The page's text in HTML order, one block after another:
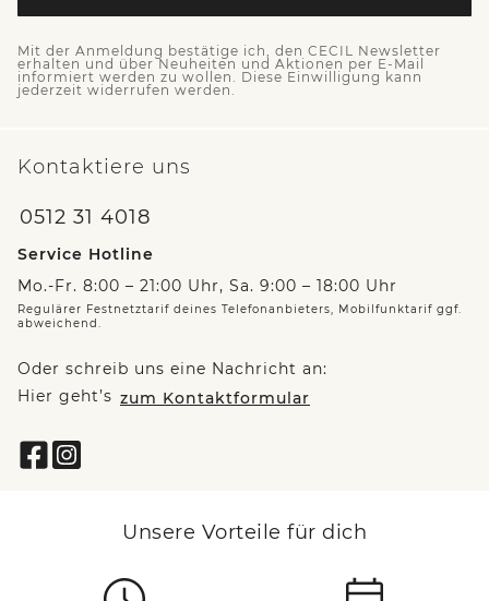
Mit der Anmeldung bestätige ich, den CECIL Newsletter
erhalten und über Neuheiten und Aktionen per E-Mail
informiert werden zu wollen. Diese Einwilligung kann
jederzeit widerrufen werden.
Kontaktiere uns
0512 31 4018
Service Hotline
Mo.-Fr. 8:00 – 21:00 Uhr, Sa. 9:00 – 18:00 Uhr
Regulärer Festnetztarif deines Telefonanbieters, Mobilfunktarif ggf.
abweichend.
Oder schreib uns eine Nachricht an:
Hier geht’s zum Kontaktformular
Unsere Vorteile für dich